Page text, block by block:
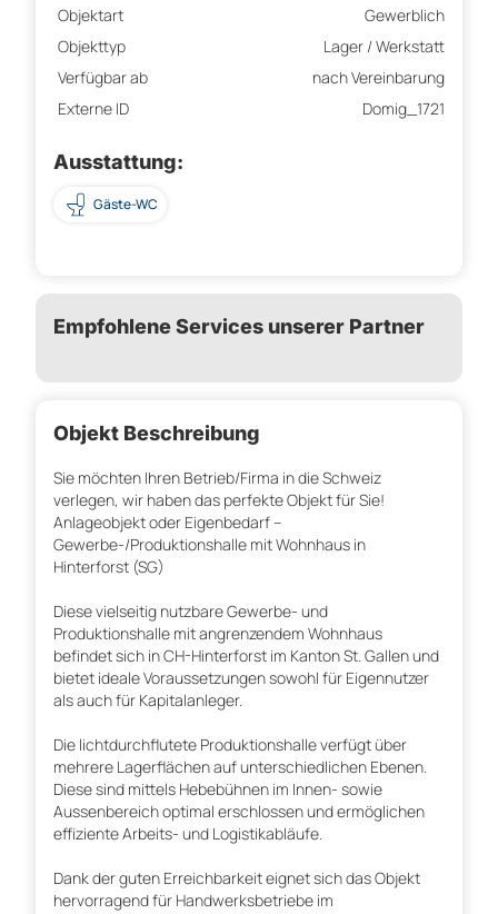
Objektart
Gewerblich
Objekttyp
Lager / Werkstatt
Verfügbar ab
nach Vereinbarung
Externe ID
Domig_1721
Ausstattung:
Gäste-WC
Empfohlene Services unserer Partner
Objekt Beschreibung
Sie möchten Ihren Betrieb/Firma in die Schweiz
verlegen, wir haben das perfekte Objekt für Sie!
Anlageobjekt oder Eigenbedarf –
Gewerbe-/Produktionshalle mit Wohnhaus in
Hinterforst (SG)
Diese vielseitig nutzbare Gewerbe- und
Produktionshalle mit angrenzendem Wohnhaus
befindet sich in CH-Hinterforst im Kanton St. Gallen und
bietet ideale Voraussetzungen sowohl für Eigennutzer
als auch für Kapitalanleger.
Die lichtdurchflutete Produktionshalle verfügt über
mehrere Lagerflächen auf unterschiedlichen Ebenen.
Diese sind mittels Hebebühnen im Innen- sowie
Aussenbereich optimal erschlossen und ermöglichen
effiziente Arbeits- und Logistikabläufe.
Dank der guten Erreichbarkeit eignet sich das Objekt
hervorragend für Handwerksbetriebe im